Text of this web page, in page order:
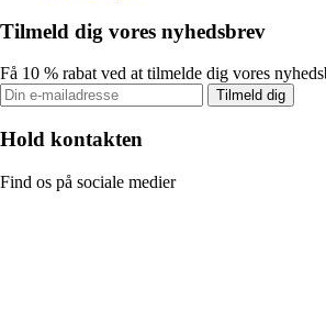
Tilmeld dig vores nyhedsbrev
Få 10 % rabat ved at tilmelde dig vores
Tilmeld dig
Hold kontakten
Find os på sociale medier